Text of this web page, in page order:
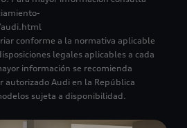
conforme a la normativa aplicable
legales aplicables a cada
información se recomienda
Audi en la República
sujeta a disponibilidad.